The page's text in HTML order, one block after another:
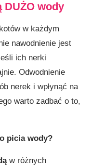
DUŻO wody
w każdym
nawodnienie jest
ich nerki
Odwodnienie
nerek i wpłynąć na
warto zadbać o to,
picia wody?
w różnych